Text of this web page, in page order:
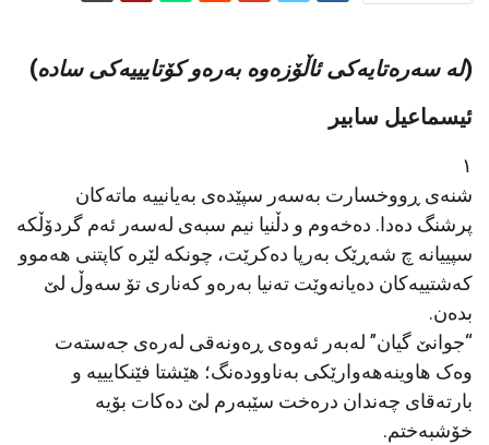
(لە سەرەتایەکی ئاڵۆزەوە بەرەو کۆتایییەکی سادە)
ئیسماعیل سابیر
١
شنەی ڕووخسارت بەسەر سپێدەی بەیانییە ماتەکان
پرشنگ دەدا. دەخەوم و دڵنیا نیم سبەی لەسەر ئەم گردۆڵکە
سپییانە چ شەڕێک بەرپا دەکرێت، چونکە لێرە کاپتنی هەموو
کەشتییەکان دەیانەوێت تەنیا بەرەو کەناری تۆ سەوڵ لێ
بدەن.
“جوانێ گیان” لەبەر ئەوەی ڕەونەقی لەرەی جەستەت
وەک هاوینەهەوارێکی بەناوودەنگ؛ هێشتا فێنکایییە و
بارتەقای چەندان درەخت سێبەرم لێ دەکات بۆیە
خۆشبەختم.